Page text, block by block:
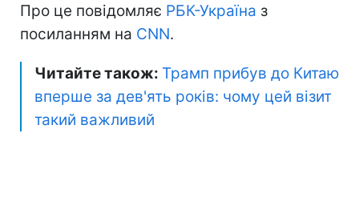
Про це повідомляє РБК-Україна з
посиланням на CNN.
Читайте також: Трамп прибув до Китаю
вперше за дев'ять років: чому цей візит
такий важливий